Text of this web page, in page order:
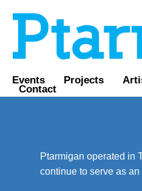
Events Projects
Contact
Ptarmigan operated in
continue to serve as